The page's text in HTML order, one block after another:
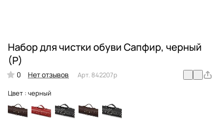
Набор для чистки обуви Сапфир, черный
(Р)
0 Нет отзывов Арт. 842207p
Цвет : черный